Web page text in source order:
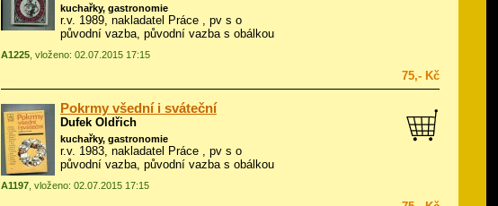
kuchařky, gastronomie
r.v. 1989, nakladatel Práce , pv s o
původní vazba, původní vazba s obálkou
A1225 , vloženo: 02.07.2015 17:15
75,- Kč
Pokrmy všední i sváteční
Dufek Oldřich
kuchařky, gastronomie
r.v. 1983, nakladatel Práce , pv s o
původní vazba, původní vazba s obálkou
A1197 , vloženo: 02.07.2015 17:15